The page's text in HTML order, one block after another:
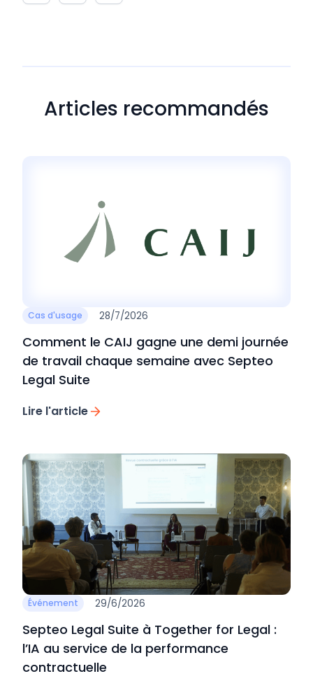
Articles recommandés
Cas d'usage 28/7/2026
Comment le CAIJ gagne une demi journée
de travail chaque semaine avec Septeo
Legal Suite
Lire l'article
Événement 29/6/2026
Septeo Legal Suite à Together for Legal :
l’IA au service de la performance
contractuelle